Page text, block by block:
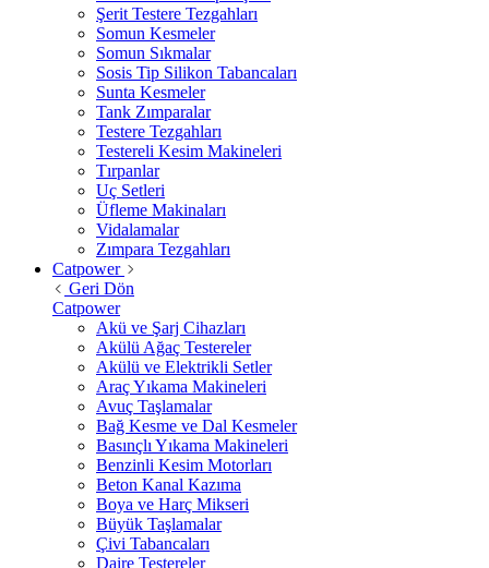
Şerit Testere Tezgahları
Somun Kesmeler
Somun Sıkmalar
Sosis Tip Silikon Tabancaları
Sunta Kesmeler
Tank Zımparalar
Testere Tezgahları
Testereli Kesim Makineleri
Tırpanlar
Uç Setleri
Üfleme Makinaları
Vidalamalar
Zımpara Tezgahları
Catpower
Geri Dön
Catpower
Akü ve Şarj Cihazları
Akülü Ağaç Testereler
Akülü ve Elektrikli Setler
Araç Yıkama Makineleri
Avuç Taşlamalar
Bağ Kesme ve Dal Kesmeler
Basınçlı Yıkama Makineleri
Benzinli Kesim Motorları
Beton Kanal Kazıma
Boya ve Harç Mikseri
Büyük Taşlamalar
Çivi Tabancaları
Daire Testereler